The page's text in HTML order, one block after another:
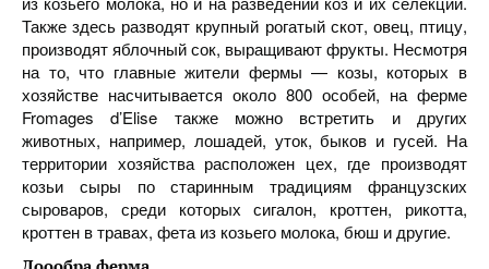
Также здесь разводят крупный рогатый скот, овец, птицу,
производят яблочный сок, выращивают фрукты. Несмотря
на то, что главные жители фермы — козы, которых в
хозяйстве насчитывается около 800 особей, на ферме
Fromages d’Elise также можно встретить и других
животных, например, лошадей, уток, быков и гусей. На
территории хозяйства расположен цех, где производят
козьи сыры по старинным традициям французских
сыроваров, среди которых сигалон, кроттен, рикотта,
кроттен в травах, фета из козьего молока, бюш и другие.